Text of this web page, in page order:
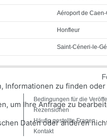
Aéroport de
Honfleur
Saint-Céneri-le-
Bedingungen für die
Rezensionen
Häufig gestellte Fragen
Kontakt
zu finden
um Ihre Anfrage zu
Daten oder anderen